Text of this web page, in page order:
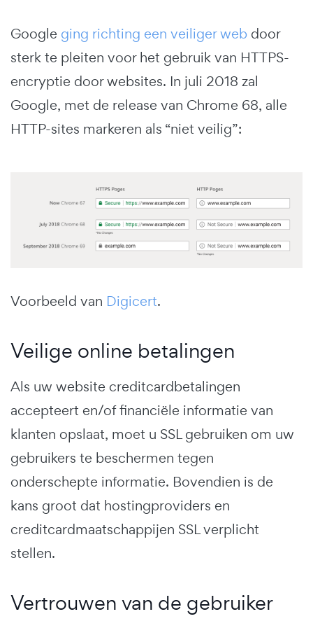
Google ging richting een veiliger web door
sterk te pleiten voor het gebruik van HTTPS-
encryptie door websites. In juli 2018 zal
Google, met de release van Chrome 68, alle
HTTP-sites markeren als “niet veilig”:
Voorbeeld van Digicert.
Veilige online betalingen
Als uw website creditcardbetalingen
accepteert en/of financiële informatie van
klanten opslaat, moet u SSL gebruiken om uw
gebruikers te beschermen tegen
onderschepte informatie. Bovendien is de
kans groot dat hostingproviders en
creditcardmaatschappijen SSL verplicht
stellen.
Vertrouwen van de gebruiker